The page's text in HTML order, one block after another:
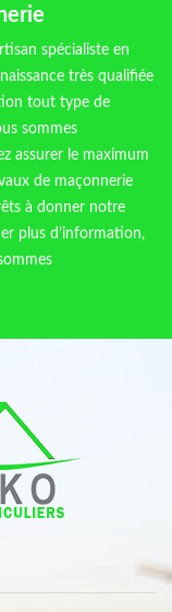
spécialiste en
très qualifiée
tout type de
sommes
assurer le maximum
de maçonnerie
à donner notre
plus d’information,